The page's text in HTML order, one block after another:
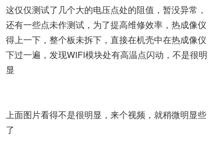
这仅仅测试了几个大的电压点处的阻值，暂没异常，
还有一些点未作测试，为了提高维修效率，热成像仪
得上一下，整个板未拆下，直接在机壳中在热成像仪
下过一遍，发现WIFI模块处有高温点闪动，不是很明
显
上面图片看得不是很明显，来个视频，就稍微明显些
了